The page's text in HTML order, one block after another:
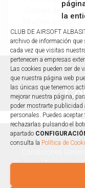
la
CLUB DE AIRSOFT
archivo de información que
cada vez que visitas
pertenecen a empresas
Las cookies pueden ser de
que nuestra página web
las únicas que tenemos
mejorar nuestra página,
poder mostrarte
personales. Puedes
rechazarlas pulsando el
apartado
consulta la Política de
cheques del
Cookies|
Diseñado y